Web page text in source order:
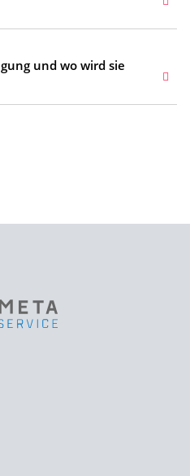
und wo wird sie